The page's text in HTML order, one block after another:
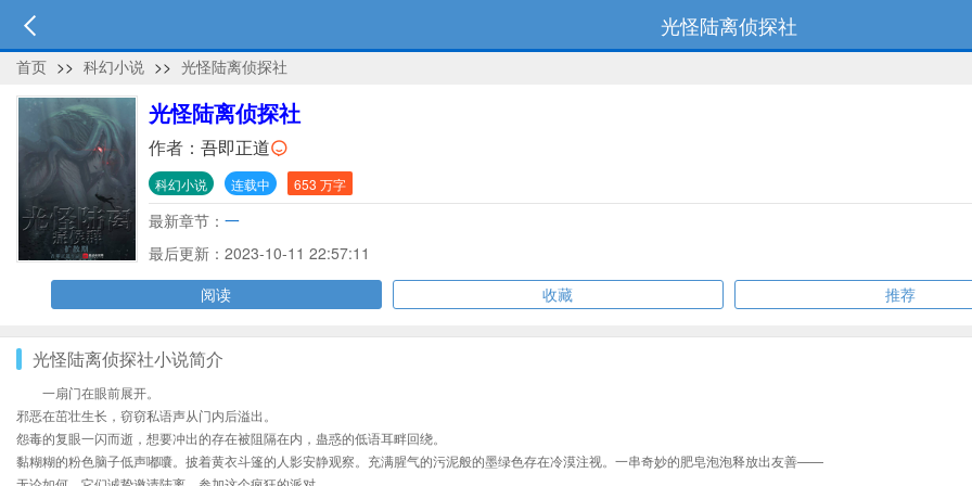
光怪陆离侦探社
首页 >> 科幻小说 >> 光怪陆离侦探社
光怪陆离侦探社
作者： 吾即正道
科幻小说 连载中 653 万字
最新章节： 一
最后更新：2023-10-11 22:57:11
阅读
收藏 推荐
光怪陆离侦探社小说简介
一扇门在眼前展开。
邪恶在茁壮生长，窃窃私语声从门内后溢出。
怨毒的复眼一闪而逝，想要冲出的存在被阻隔在内，蛊惑的低语耳畔回绕。
黏糊糊的粉色脑子低声嘟囔。披着黄衣斗篷的人影安静观察。充满腥气的污泥般的墨绿色存在冷漠注视。一串奇妙的肥皂泡泡释放出友善——